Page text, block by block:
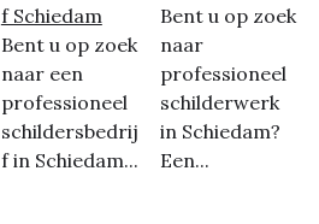
f Schiedam
Bent u op zoek
naar een
professioneel
schildersbedrij
f in Schiedam...
Bent u op zoek
naar
professioneel
schilderwerk
in Schiedam?
Een...